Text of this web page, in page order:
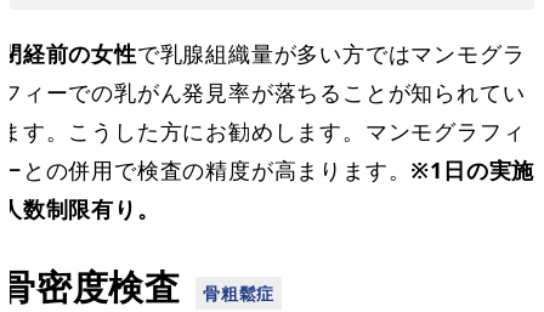
閉経前の女性で乳腺組織量が多い方ではマンモグラ
フィーでの乳がん発見率が落ちることが知られてい
ます。こうした方にお勧めします。マンモグラフィ
ーとの併用で検査の精度が高まります。 ※1日の実施
人数制限有り。
骨密度検査